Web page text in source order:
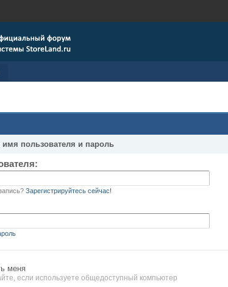
пользователя и пароль
Зарегистрируйтесь сейчас!
меня
если используете общедоступный компьютер